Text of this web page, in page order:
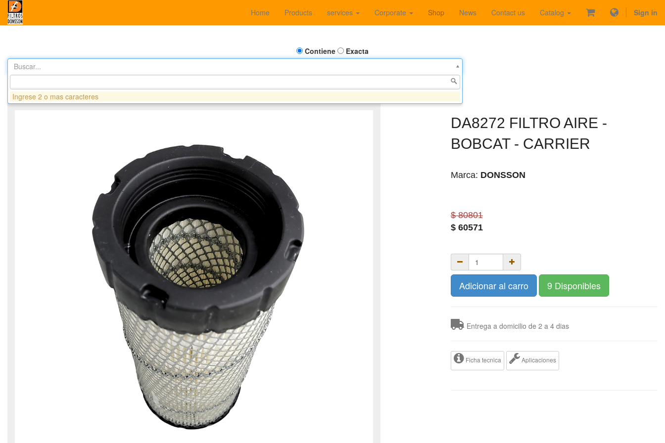
Home Products services Corporate Shop News Contact us Catalog Sign in
Contiene
Exacta
Buscar...
DA8272 FILTRO AIRE -
BOBCAT - CARRIER
Marca: DONSSON
$ 80801
$ 60571
Adicionar al carro 9 Disponibles
Entrega a domicilio de 2 a 4 dias
Ficha tecnica Aplicaciones
Ingrese 2 o mas caracteres